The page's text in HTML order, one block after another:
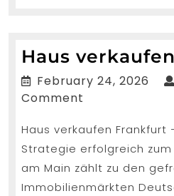
Haus verkaufen
February 24, 2026
Comment
Haus verkaufen Frankfurt
Strategie erfolgreich
am Main zählt zu den
Immobilienmärkten